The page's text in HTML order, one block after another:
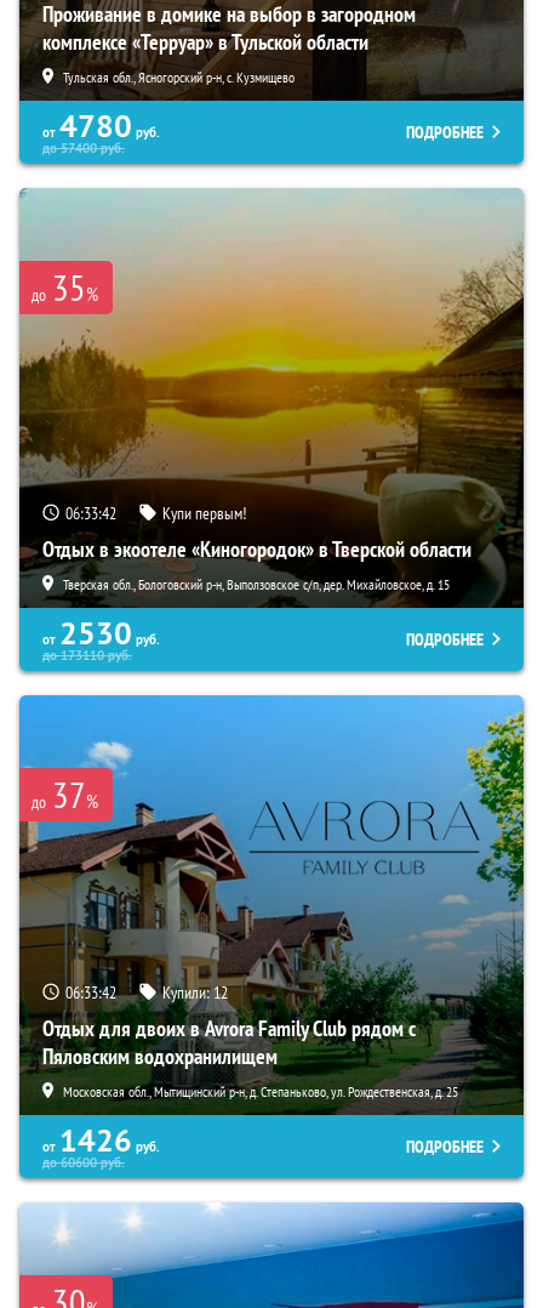
Проживание в домике на выбор в загородном
комплексе «Терруар» в Тульской области
Тульская обл., Ясногорский р-н, с. Кузмищево
от 4780 руб.
до57400руб.
ПОДРОБНЕЕ
до 35%
06:33:40 Купи первым!
Отдых в экоотеле «Киногородок» в Тверской области
Тверская обл., Бологовский р-н, Выползовское с/п, дер. Михайловское, д. 15
от 2530 руб.
до173110руб.
ПОДРОБНЕЕ
до 37%
06:33:40 Купили:12
Отдых для двоих в Avrora Family Club рядом с
Пяловским водохранилищем
Московская обл., Мытищинский р-н, д. Степаньково, ул. Рождественская, д. 25
от 1426 руб.
до60600руб.
ПОДРОБНЕЕ